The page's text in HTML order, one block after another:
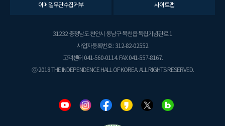
이메일무단수집거부 사이트맵
31232 충청남도 천안시 동남구 목천읍 독립기념관로 1
사업자등록번호 : 312-82-02552
고객센터 041-560-0114. FAX 041-557-8167.
ⓒ 2018 THE INDEPENDENCE HALL OF KOREA. ALL RIGHTS RESERVED.